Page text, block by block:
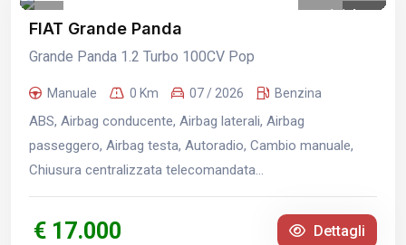
1 /4
FIAT Grande Panda
Grande Panda 1.2 Turbo 100CV Pop
Manuale 0 Km 07 / 2026 Benzina
ABS, Airbag conducente, Airbag laterali, Airbag
passeggero, Airbag testa, Autoradio, Cambio manuale,
Chiusura centralizzata telecomandata...
€ 17.000 Dettagli